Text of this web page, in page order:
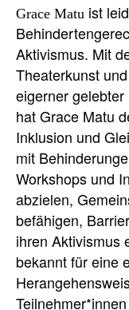
Grace Matu ist
Aktivismus. Mit
Theaterkunst
eigerner
hat Grace Matu
Inklusion und
mit
Workshops und
abzielen,
befähigen,
ihren Aktivismus
bekannt für eine